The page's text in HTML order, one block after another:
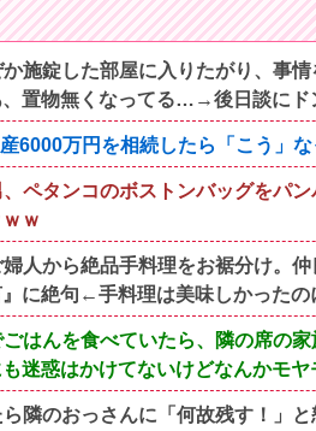
施錠した部屋に入りたがり、事
置物無くなってる…→後日談にド
6000万円を相続したら「こう」な
ペタンコのボストンバッグをパ
ｗ
人から絶品手料理をお裾分け。
に絶句←手料理は美味しかったの
はんを食べていたら、隣の席の
迷惑はかけてないけどなんかモヤ
ら隣のおっさんに「何故残す！」